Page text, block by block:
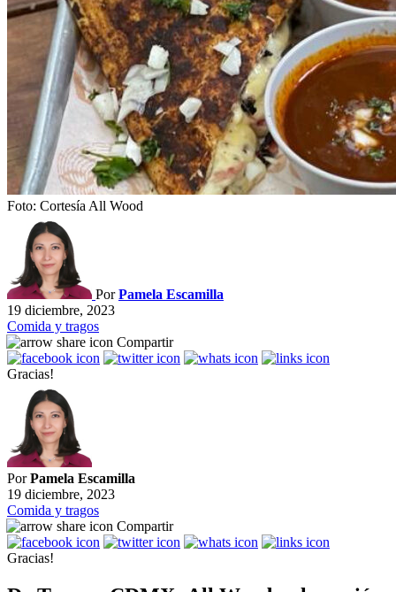
Foto: Cortesía All Wood
PorPamela Escamilla
19 diciembre, 2023
Comida y tragos
Compartir
Gracias!
PorPamela Escamilla
19 diciembre, 2023
Comida y tragos
Compartir
Gracias!